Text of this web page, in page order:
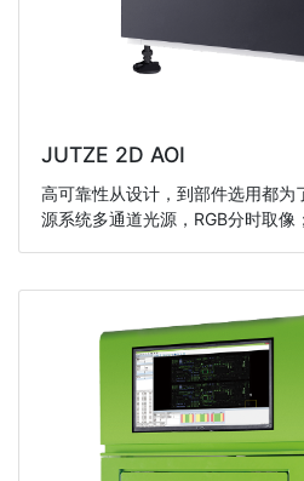
JUTZE 2D AOI
高可靠性从设计，到部件选用都为
源系统多通道光源，RGB分时取像